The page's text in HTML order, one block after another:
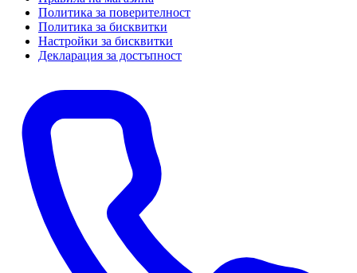
Политика за поверителност
Политика за бисквитки
Настройки за бисквитки
Декларация за достъпност